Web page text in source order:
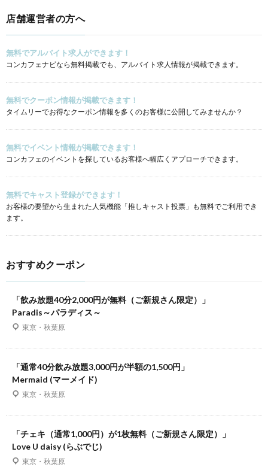
店舗運営者の方へ
無料でアルバイト求人ができます！
コンカフェナビなら無料掲載でも、アルバイト求人情報が掲載できます。
無料でクーポン情報が掲載できます！
タイムリーでお得なクーポン情報を多くのお客様に公開してみませんか？
無料でイベント情報が掲載できます！
コンカフェのイベントを探しているお客様へ幅広くアプローチできます。
無料でキャスト登録ができます！
お客様の要望から生まれた人気機能「推しキャスト投票」も無料でご利用でき
ます。
おすすめクーポン
「飲み放題40分2,000円が無料（ご新規さん限定）」
Paradis～パラディス～
東京・秋葉原
「通常40分飲み放題3,000円が半額の1,500円」
Mermaid (マーメイド)
東京・秋葉原
「チェキ（通常1,000円）が1枚無料（ご新規さん限定）」
Love U daisy (らぶでじ)
東京・秋葉原